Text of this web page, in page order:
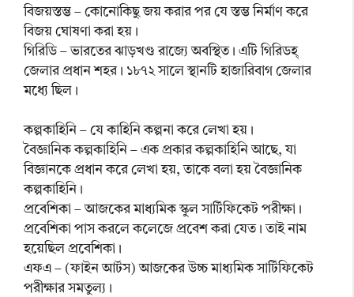
বিজয়স্তম্ভ – কোনোকিছু জয় করার পর যে স্তম্ভ নির্মাণ করে
বিজয় ঘোষণা করা হয়।
গিরিডি – ভারতের ঝাড়খণ্ড রাজ্যে অবস্থিত। এটি গিরিডহ্
জেলার প্রধান শহর। ১৮৭২ সালে স্থানটি হাজারিবাগ জেলার
মধ্যে ছিল।
কল্পকাহিনি – যে কাহিনি কল্পনা করে লেখা হয়।
বৈজ্ঞানিক কল্পকাহিনি – এক প্রকার কল্পকাহিনি আছে, যা
বিজ্ঞানকে প্রধান করে লেখা হয়, তাকে বলা হয় বৈজ্ঞানিক
কল্পকাহিনি।
প্রবেশিকা – আজকের মাধ্যমিক স্কুল সার্টিফিকেট পরীক্ষা।
প্রবেশিকা পাস করলে কলেজে প্রবেশ করা যেত। তাই নাম
হয়েছিল প্রবেশিকা।
এফএ – (ফাইন আর্টস) আজকের উচ্চ মাধ্যমিক সার্টিফিকেট
পরীক্ষার সমতুল্য।